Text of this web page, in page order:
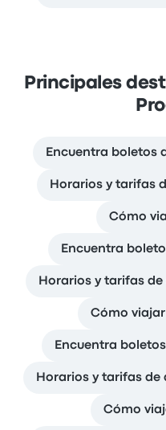
Principales
Encuentra boletos
Horarios y tarifas
Cómo
Encuentra
Horarios y tarifas
Cómo
Encuentra
Horarios y tarifas de
Cómo